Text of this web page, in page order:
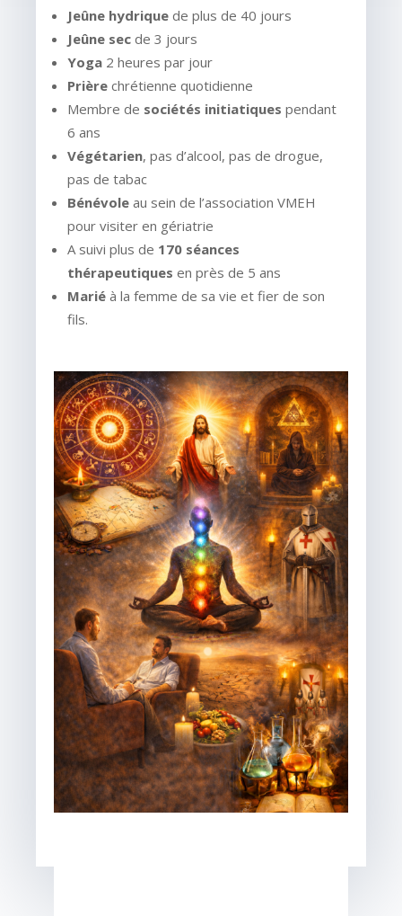
Jeûne hydrique de plus de 40 jours
Jeûne sec de 3 jours
Yoga 2 heures par jour
Prière chrétienne quotidienne
Membre de sociétés initiatiques pendant
6 ans
Végétarien, pas d’alcool, pas de drogue,
pas de tabac
Bénévole au sein de l’association VMEH
pour visiter en gériatrie
A suivi plus de 170 séances
thérapeutiques en près de 5 ans
Marié à la femme de sa vie et fier de son
fils.